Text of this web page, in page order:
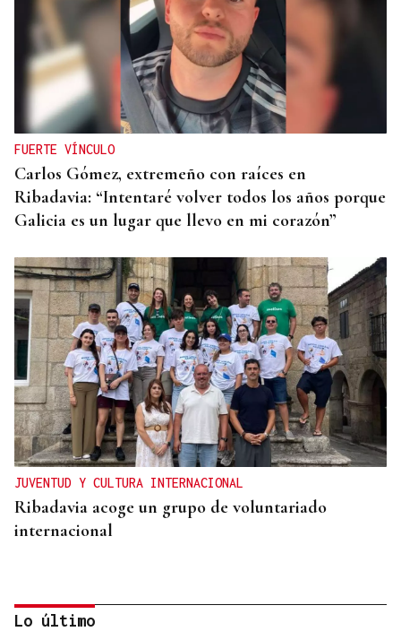
FUERTE VÍNCULO
Carlos Gómez, extremeño con raíces en
Ribadavia: “Intentaré volver todos los años porque
Galicia es un lugar que llevo en mi corazón”
JUVENTUD Y CULTURA INTERNACIONAL
Ribadavia acoge un grupo de voluntariado
internacional
Lo último